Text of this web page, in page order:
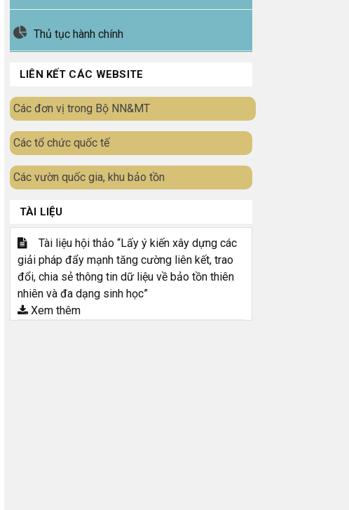
Thủ tục hành chính
LIÊN KẾT CÁC WEBSITE
Các đơn vị trong Bộ NN&MT
Các tổ chức quốc tế
Các vườn quốc gia, khu bảo tồn
TÀI LIỆU
Tài liệu hội thảo “Lấy ý kiến xây dựng các
giải pháp đẩy mạnh tăng cường liên kết, trao
đổi, chia sẻ thông tin dữ liệu về bảo tồn thiên
nhiên và đa dạng sinh học”
Xem thêm